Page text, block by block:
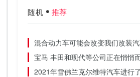
随机 推荐
混合动力车可能会改变我们改装
宝马 丰田和现代等公司正在悄悄
2021年雪佛兰克尔维特汽车进行